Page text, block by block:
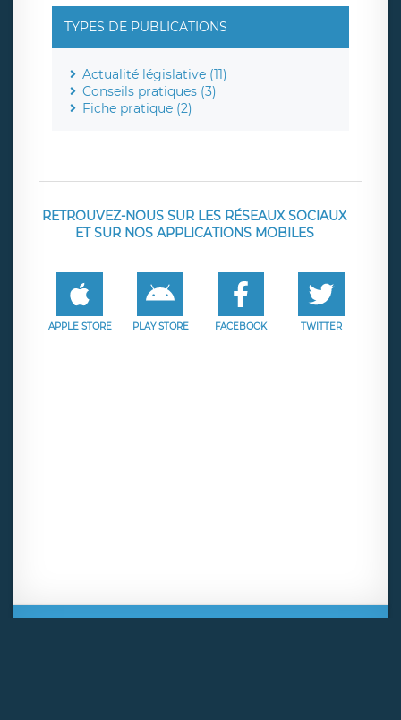
TYPES DE PUBLICATIONS
Actualité législative (11)
Conseils pratiques (3)
Fiche pratique (2)
RETROUVEZ-NOUS SUR LES RÉSEAUX SOCIAUX
ET SUR NOS APPLICATIONS MOBILES
APPLE STORE PLAY STORE FACEBOOK TWITTER